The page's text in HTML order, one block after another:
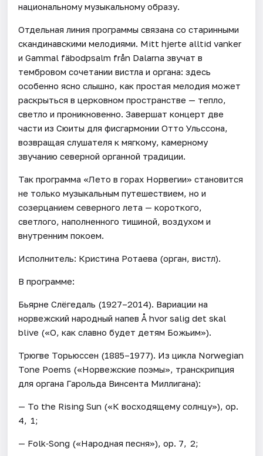
национальному музыкальному образу.
Отдельная линия программы связана со старинными
скандинавскими мелодиями. Mitt hjerte alltid vanker
и Gammal fäbodpsalm från Dalarna звучат в
тембровом сочетании вистла и органа: здесь
особенно ясно слышно, как простая мелодия может
раскрыться в церковном пространстве — тепло,
светло и проникновенно. Завершат концерт две
части из Сюиты для фисгармонии Отто Ульссона,
возвращая слушателя к мягкому, камерному
звучанию северной органной традиции.
Так программа «Лето в горах Норвегии» становится
не только музыкальным путешествием, но и
созерцанием северного лета — короткого,
светлого, наполненного тишиной, воздухом и
внутренним покоем.
Исполнитель: Кристина Ротаева (орган, вистл).
В программе:
Бьярне Слёгедаль (1927–2014). Вариации на
норвежский народный напев Å hvor salig det skal
blive («О, как славно будет детям Божьим»).
Трюгве Торьюссен (1885–1977). Из цикла Norwegian
Tone Poems («Норвежские поэмы», транскрипция
для органа Гарольда Винсента Миллигана):
— To the Rising Sun («К восходящему солнцу»), ор.
4, 1;
— Folk‑Song («Народная песня»), ор. 7, 2;